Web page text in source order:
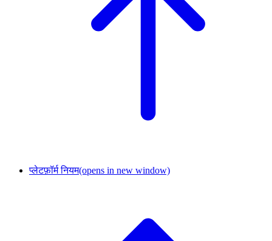
प्लेटफ़ॉर्म नियम(opens in new window)